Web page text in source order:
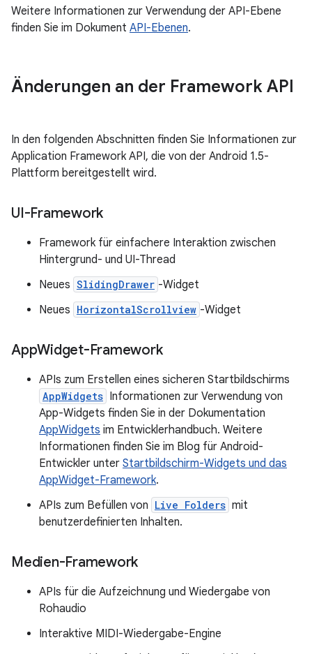
Weitere Informationen zur Verwendung der API-Ebene
finden Sie im Dokument API-Ebenen.
Änderungen an der Framework API
In den folgenden Abschnitten finden Sie Informationen zur
Application Framework API, die von der Android 1.5-
Plattform bereitgestellt wird.
UI-Framework
Framework für einfachere Interaktion zwischen
Hintergrund- und UI-Thread
Neues SlidingDrawer -Widget
Neues HorizontalScrollview -Widget
AppWidget-Framework
APIs zum Erstellen eines sicheren Startbildschirms
AppWidgets Informationen zur Verwendung von
App-Widgets finden Sie in der Dokumentation
AppWidgets im Entwicklerhandbuch. Weitere
Informationen finden Sie im Blog für Android-
Entwickler unter Startbildschirm-Widgets und das
AppWidget-Framework.
APIs zum Befüllen von Live Folders mit
benutzerdefinierten Inhalten.
Medien-Framework
APIs für die Aufzeichnung und Wiedergabe von
Rohaudio
Interaktive MIDI-Wiedergabe-Engine